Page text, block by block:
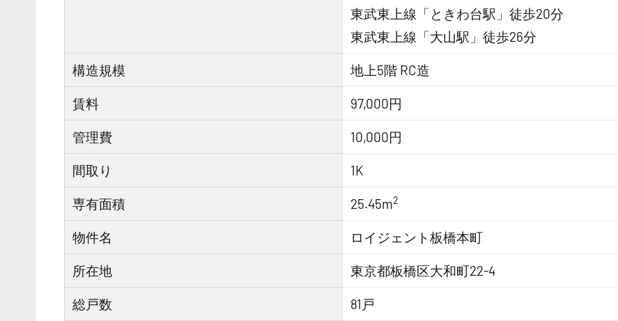
東武東上線「ときわ台駅」徒歩20分
東武東上線「大山駅」徒歩26分
構造規模 地上5階 RC造
賃料 97,000円
管理費 10,000円
間取り 1K
専有面積 25.45m2
物件名 ロイジェント板橋本町
所在地 東京都板橋区大和町22-4
総戸数 81戸